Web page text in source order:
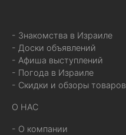
- Знакомства в Израиле
- Доски объявлений
- Афиша выступлений
- Погода в Израиле
- Скидки и обзоры товаров
О НАС
- О компании